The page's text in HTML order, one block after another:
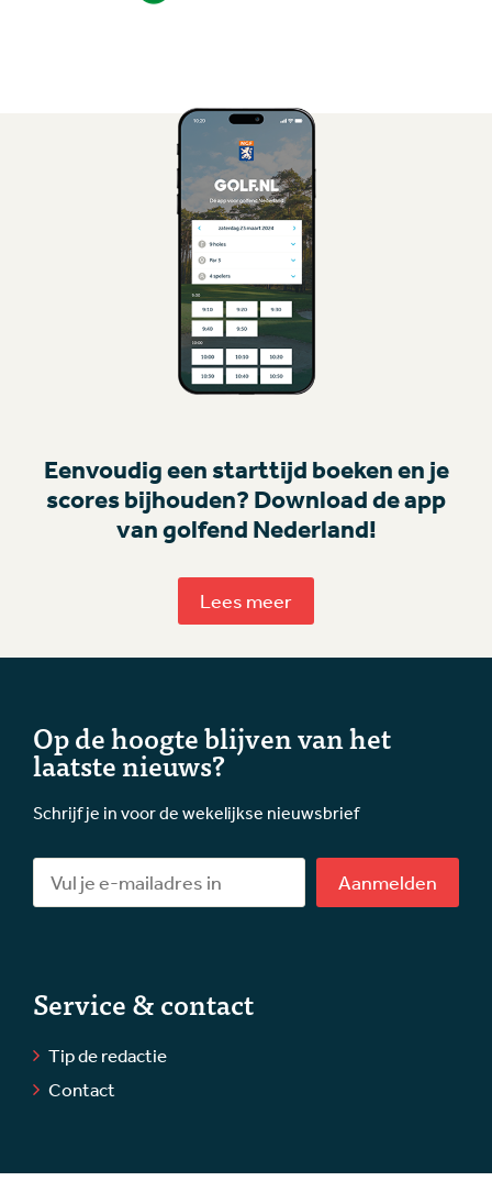
Eenvoudig een starttijd boeken en je
scores bijhouden? Download de app
van golfend Nederland!
Lees meer
Op de hoogte blijven van het
laatste nieuws?
Schrijf je in voor de wekelijkse nieuwsbrief
Aanmelden
Service & contact
Tip de redactie
Contact